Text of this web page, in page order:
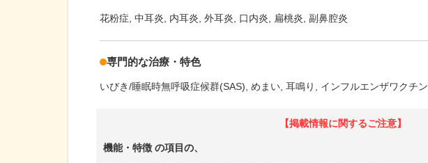
花粉症 中耳炎 内耳炎 外耳炎 口内炎 扁桃炎 副鼻腔炎
専門的な治療・特色
いびき/睡眠時無呼吸症候群(SAS) めまい 耳鳴り インフルエンザワクチン
【掲載情報に関するご注意】
機能・特徴 の項目の、